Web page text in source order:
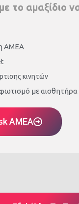
το αμαξίδιο
ΑΜΕΑ
κινητών
με αισθητήρα
AMEA